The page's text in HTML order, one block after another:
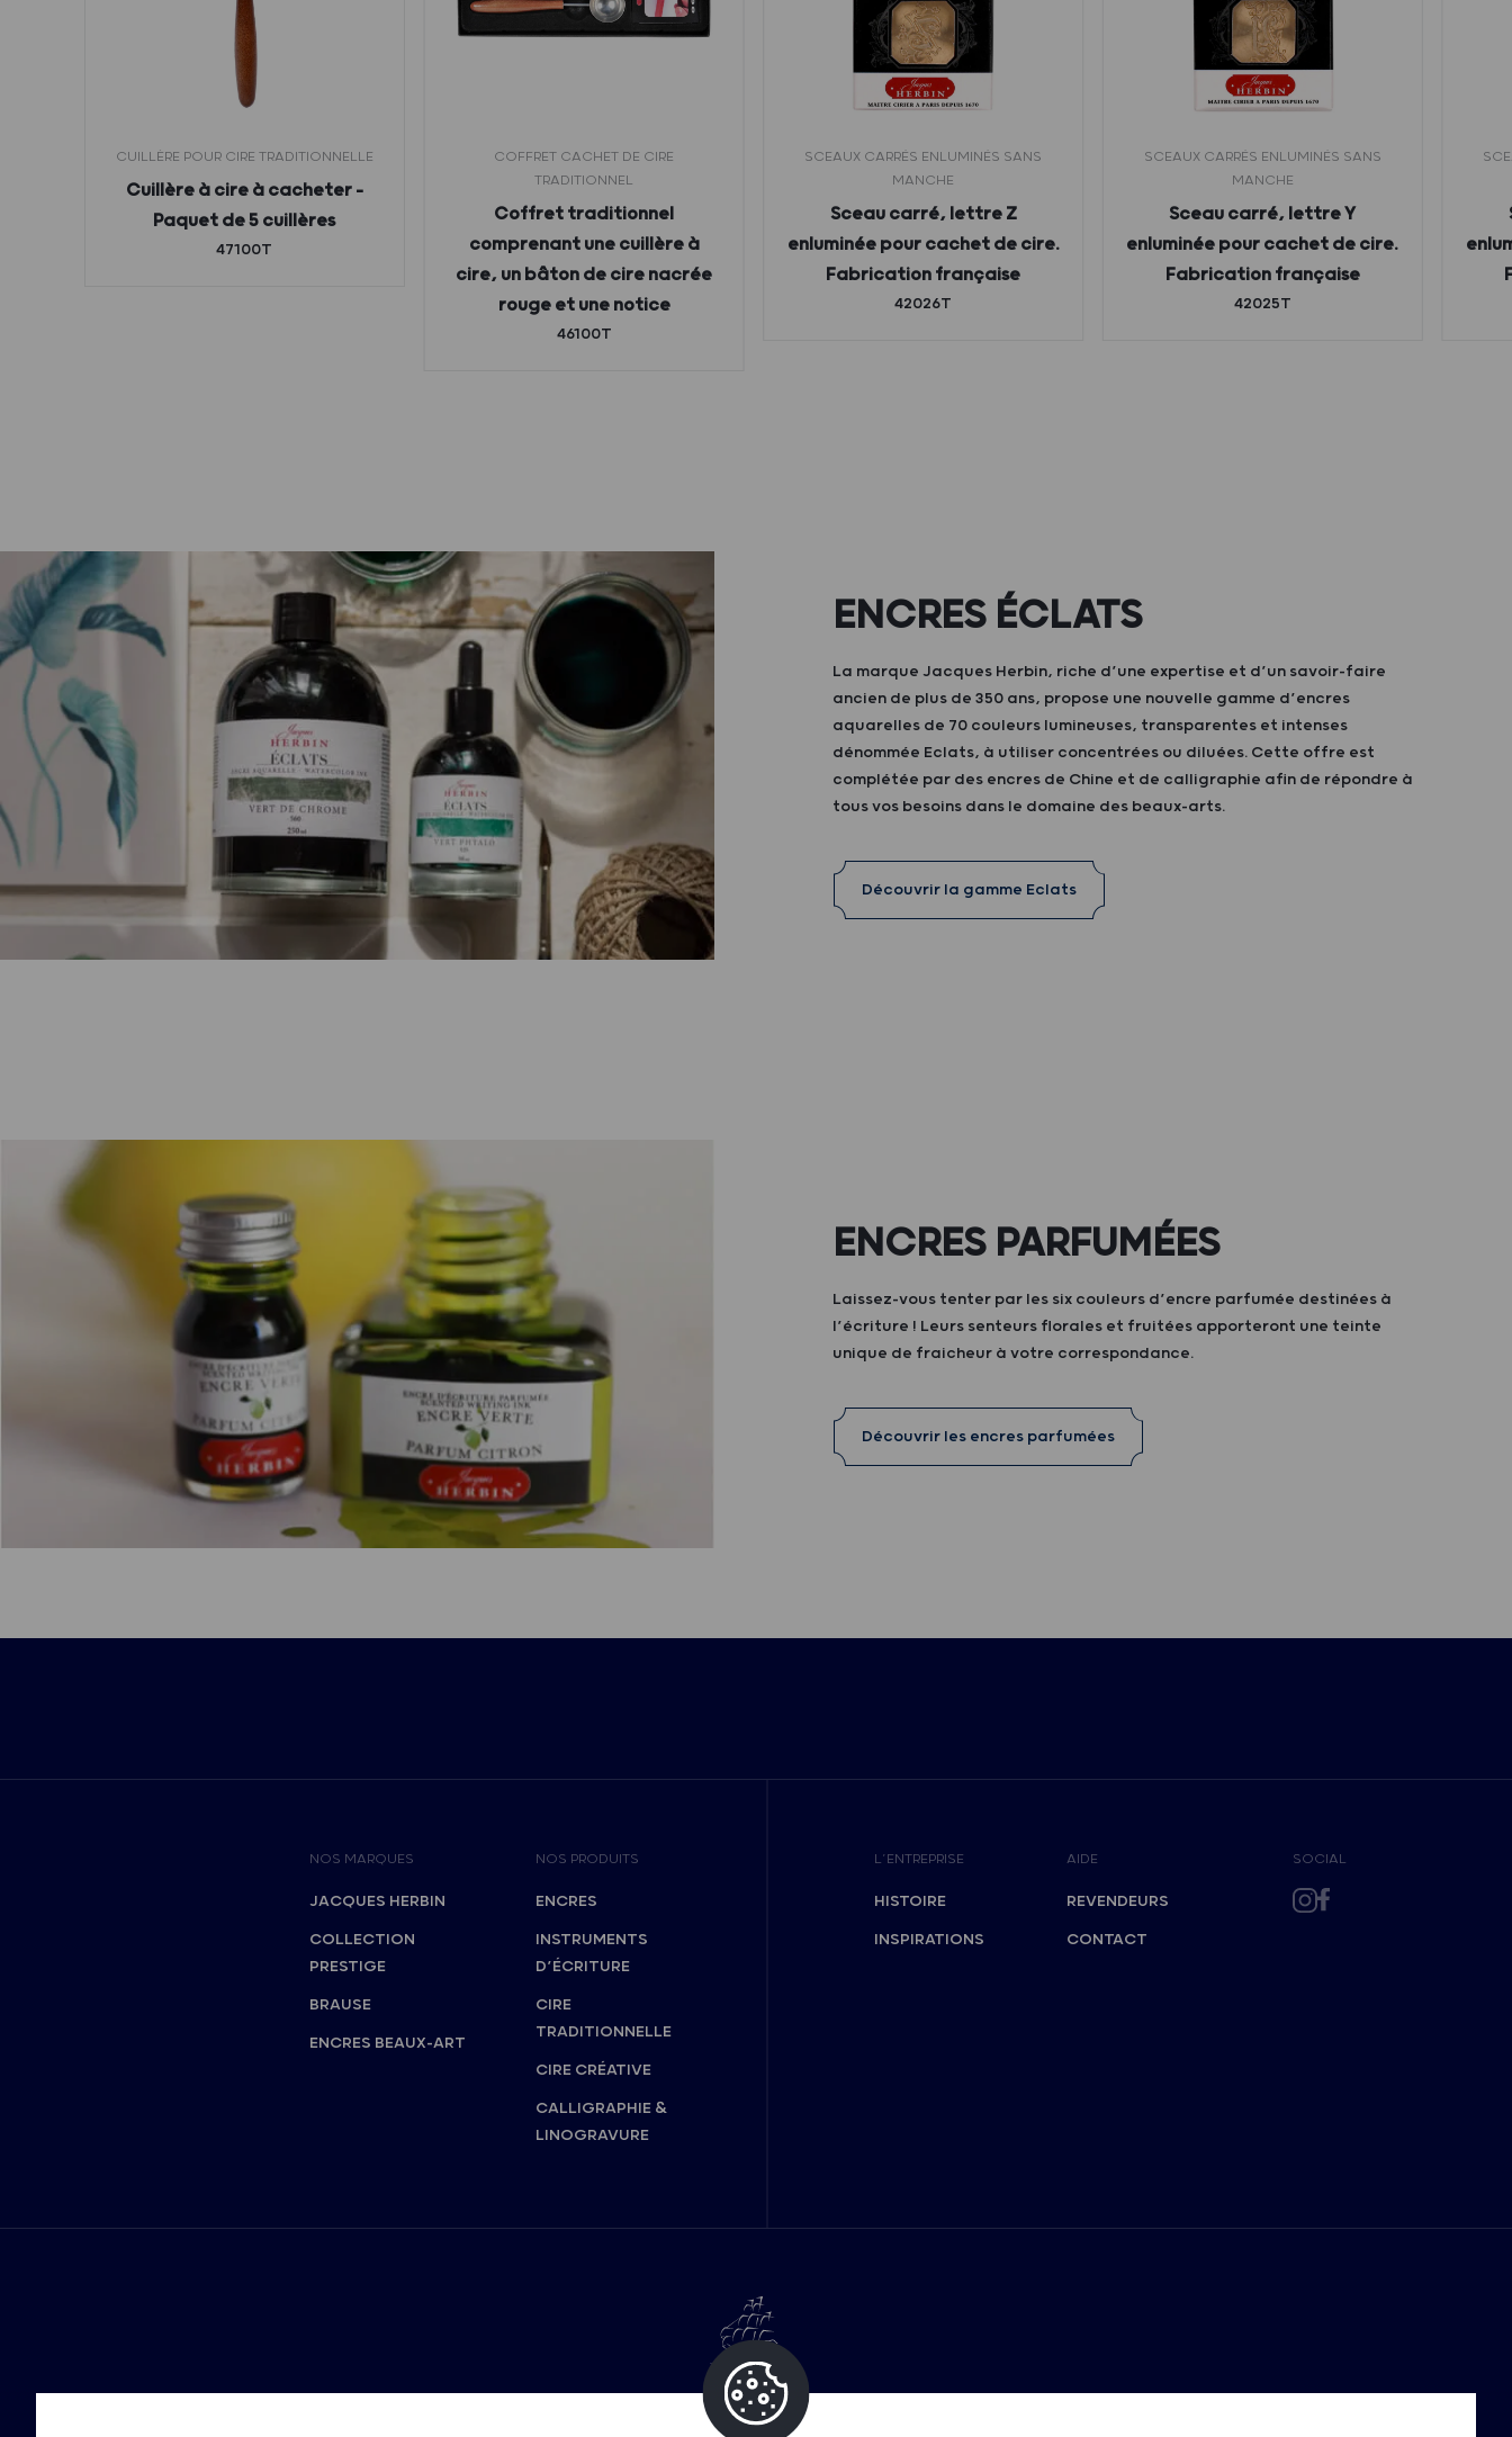
CUILLÈRE POUR CIRE TRADITIONNELLE
Cuillère à cire à cacheter –
Paquet de 5 cuillères
47100T
COFFRET CACHET DE CIRE
TRADITIONNEL
Coffret traditionnel
comprenant une cuillère à
cire, un bâton de cire nacrée
rouge et une notice
46100T
SCEAUX CARRÉS ENLUMINÉS SANS
MANCHE
Sceau carré, lettre Z
enluminée pour cachet de cire.
Fabrication française
42026T
SCEAUX CARRÉS ENLUMINÉS SANS
MANCHE
Sceau carré, lettre Y
enluminée pour cachet de cire.
Fabrication française
42025T
ENCRES ÉCLATS
La marque Jacques Herbin, riche d’une expertise et d’un savoir-faire
ancien de plus de 350 ans, propose une nouvelle gamme d’encres
aquarelles de 70 couleurs lumineuses, transparentes et intenses
dénommée Eclats, à utiliser concentrées ou diluées. Cette offre est
complétée par des encres de Chine et de calligraphie afin de répondre à
tous vos besoins dans le domaine des beaux-arts.
Découvrir la gamme Eclats
ENCRES PARFUMÉES
Laissez-vous tenter par les six couleurs d’encre parfumée destinées à
l’écriture ! Leurs senteurs florales et fruitées apporteront une teinte
unique de fraicheur à votre correspondance.
Découvrir les encres parfumées
NOS MARQUES
JACQUES HERBIN
COLLECTION
PRESTIGE
BRAUSE
ENCRES BEAUX-ART
NOS PRODUITS
ENCRES
INSTRUMENTS
D’ÉCRITURE
CIRE
TRADITIONNELLE
CIRE CRÉATIVE
CALLIGRAPHIE &
LINOGRAVURE
L’ENTREPRISE
HISTOIRE
INSPIRATIONS
AIDE
REVENDEURS
CONTACT
SOCIAL